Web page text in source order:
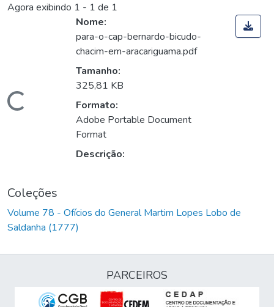
Agora exibindo 1 - 1 de 1
Carregando...
Nome:
para-o-cap-bernardo-bicudo-
chacim-em-aracariguama.pdf
Tamanho:
325,81 KB
Formato:
Adobe Portable Document
Format
Descrição:
Coleções
Volume 78 - Ofícios do General Martim Lopes Lobo de
Saldanha (1777)
PARCEIROS